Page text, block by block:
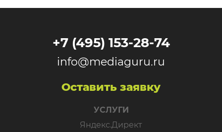
+7 (495) 153-28-74
info@mediaguru.ru
Оставить заявку
УСЛУГИ
Яндекс.Директ